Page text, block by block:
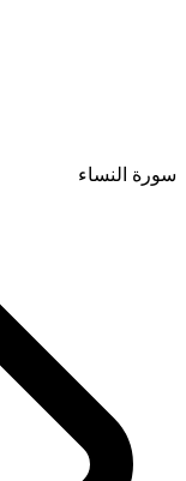
سورة النساء